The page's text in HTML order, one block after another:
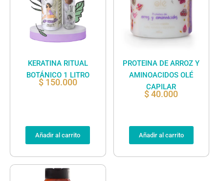
KERATINA RITUAL
BOTÁNICO 1 LITRO
$150.000
Añadir al carrito
PROTEINA DE ARROZ Y
AMINOACIDOS OLÉ
CAPILAR
$40.000
Añadir al carrito